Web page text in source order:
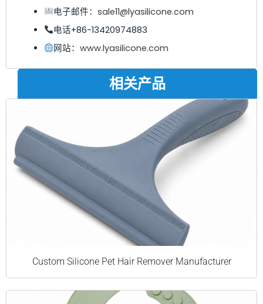
电子邮件：sale11@lyasilicone.com
电话+86-13420974883
网站：www.lyasilicone.com
相关产品
Custom Silicone Pet Hair Remover Manufacturer